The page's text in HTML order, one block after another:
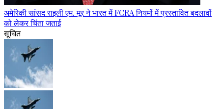
अमेरिकी सांसद राइली एम. मूर ने भारत में FCRA नियमों में प्रस्तावित बदलावों
को लेकर चिंता जताई
सूचित